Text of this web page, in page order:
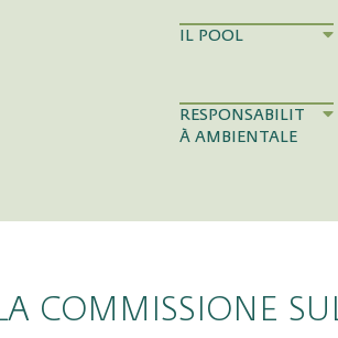
IL POOL
RESPONSABILIT
À AMBIENTALE
COMMISSIONE